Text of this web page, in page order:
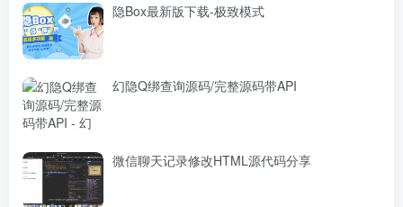
隐Box最新版下载-极致模式
幻隐Q绑查询源码/完整源码带API
微信聊天记录修改HTML源代码分享